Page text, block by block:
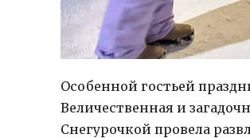
Особенной гостьей
Величественная и
Снегурочкой провела